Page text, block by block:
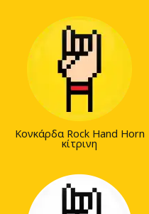
Κονκάρδα Rock Hand Horn
κίτρινη